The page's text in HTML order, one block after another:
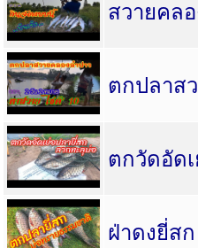
สวายคล
ตกปลาส
ตกวัดอัด
ฝ่าดงยี่ส